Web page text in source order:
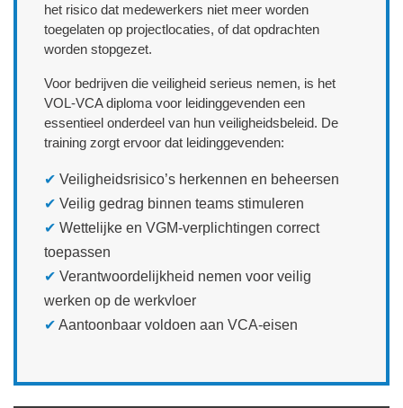
het risico dat medewerkers niet meer worden
toegelaten op projectlocaties, of dat opdrachten
worden stopgezet.
Voor bedrijven die veiligheid serieus nemen, is het
VOL‑VCA diploma voor leidinggevenden een
essentieel onderdeel van hun veiligheidsbeleid. De
training zorgt ervoor dat leidinggevenden:
✔ Veiligheidsrisico’s herkennen en beheersen
✔ Veilig gedrag binnen teams stimuleren
✔ Wettelijke en VGM‑verplichtingen correct
toepassen
✔ Verantwoordelijkheid nemen voor veilig
werken op de werkvloer
✔ Aantoonbaar voldoen aan VCA‑eisen